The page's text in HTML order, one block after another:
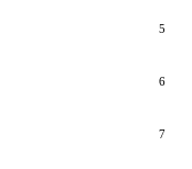
5
6
7